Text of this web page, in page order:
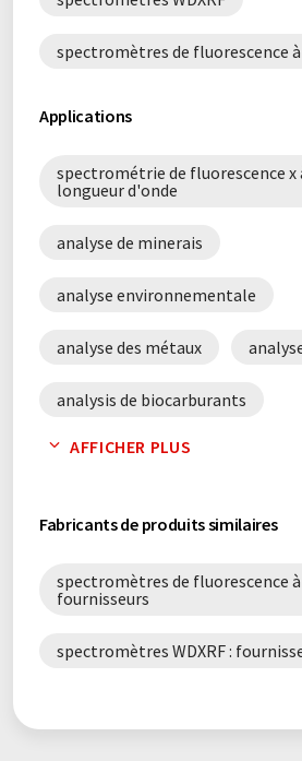
spectromètres de fluorescence à
Applications
spectrométrie de fluorescence x
longueur d'onde
analyse de minerais
analyse environnementale
analyse des métaux
analysis de biocarburants
analyse des lubrifiants
AFFICHER PLUS
Fabricants de produits similaires
spectromètres de fluorescence à
fournisseurs
spectromètres WDXRF :